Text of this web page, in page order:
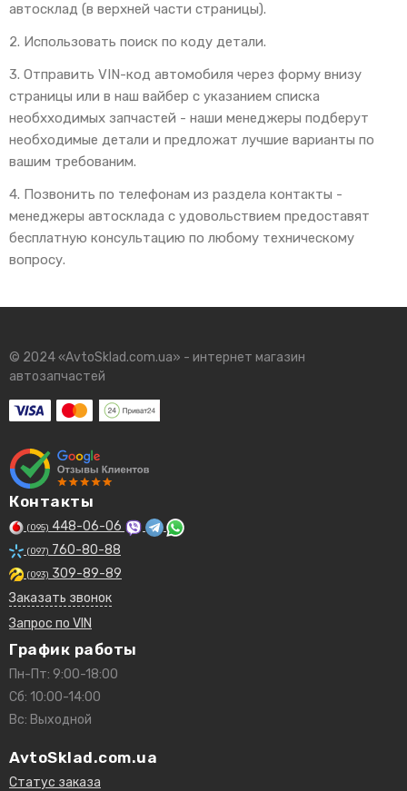
автосклад (в верхней части страницы).
2. Использовать поиск по коду детали.
3. Отправить VIN-код автомобиля через форму внизу
страницы или в наш вайбер с указанием списка
необхходимых запчастей - наши менеджеры подберут
необходимые детали и предложат лучшие варианты по
вашим требованим.
4. Позвонить по телефонам из раздела контакты -
менеджеры автосклада с удовольствием предоставят
бесплатную консультацию по любому техническому
вопросу.
© 2024 «AvtoSklad.com.ua» - интернет магазин
автозапчастей
Контакты
(095) 448-06-06
(097) 760-80-88
(093) 309-89-89
Заказать звонок
Запрос по VIN
График работы
Пн-Пт: 9:00-18:00
Сб: 10:00-14:00
Вс: Выходной
AvtoSklad.com.ua
Статус заказа